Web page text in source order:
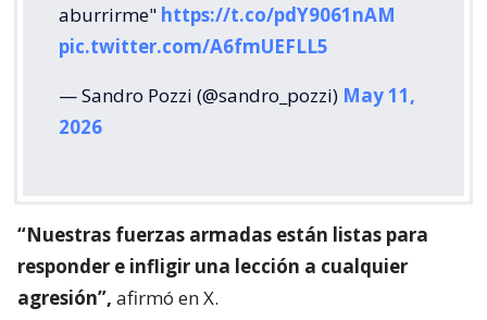
aburrirme" https://t.co/pdY9061nAM
pic.twitter.com/A6fmUEFLL5
— Sandro Pozzi (@sandro_pozzi) May 11,
2026
“Nuestras fuerzas armadas están listas para
responder e infligir una lección a cualquier
agresión”, afirmó en X.